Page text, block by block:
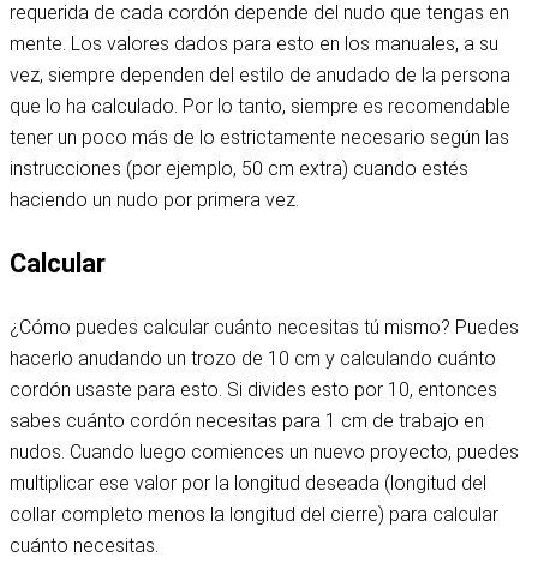
requerida de cada cordón depende del nudo que tengas en
mente. Los valores dados para esto en los manuales, a su
vez, siempre dependen del estilo de anudado de la persona
que lo ha calculado. Por lo tanto, siempre es recomendable
tener un poco más de lo estrictamente necesario según las
instrucciones (por ejemplo, 50 cm extra) cuando estés
haciendo un nudo por primera vez.
Calcular
¿Cómo puedes calcular cuánto necesitas tú mismo? Puedes
hacerlo anudando un trozo de 10 cm y calculando cuánto
cordón usaste para esto. Si divides esto por 10, entonces
sabes cuánto cordón necesitas para 1 cm de trabajo en
nudos. Cuando luego comiences un nuevo proyecto, puedes
multiplicar ese valor por la longitud deseada (longitud del
collar completo menos la longitud del cierre) para calcular
cuánto necesitas.